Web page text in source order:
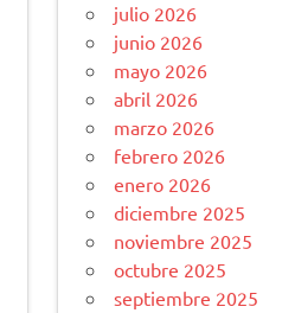
julio 2026
junio 2026
mayo 2026
abril 2026
marzo 2026
febrero 2026
enero 2026
diciembre 2025
noviembre 2025
octubre 2025
septiembre 2025